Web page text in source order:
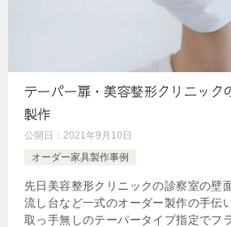
テーパー扉・美容整形クリニック
製作
公開日： 2021年9月10日
オーダー家具製作事例
先日美容整形クリニックの診察室の壁
流し台など一式のオーダー製作の手伝
取っ手無しのテーパータイプ指定でフ